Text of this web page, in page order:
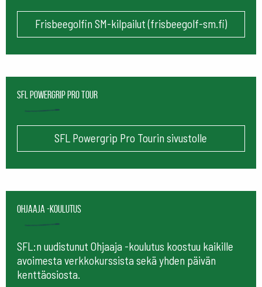
Frisbeegolfin SM-kilpailut (frisbeegolf-sm.fi)
SFL Powergrip Pro Tour
SFL Powergrip Pro Tourin sivustolle
Ohjaaja -koulutus
SFL:n uudistunut Ohjaaja -koulutus koostuu kaikille
avoimesta verkkokurssista sekä yhden päivän
kenttäosiosta.